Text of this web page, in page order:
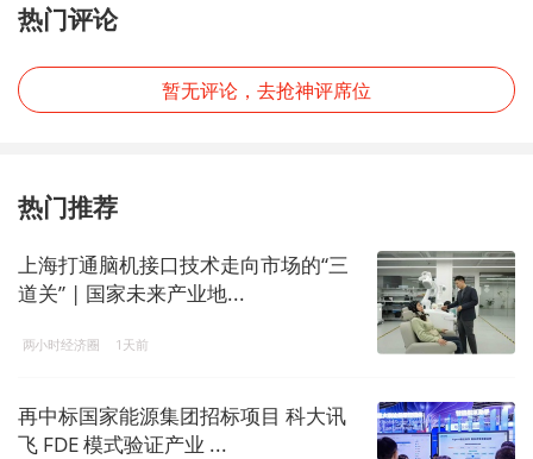
热门评论
暂无评论，去抢神评席位
热门推荐
上海打通脑机接口技术走向市场的“三
道关” | 国家未来产业地...
两小时经济圈 1天前
再中标国家能源集团招标项目 科大讯
飞 FDE 模式验证产业 ...